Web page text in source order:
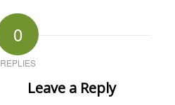
0
REPLIES
Leave a Reply